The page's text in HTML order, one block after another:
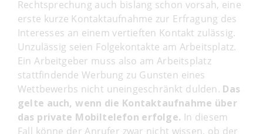
Rechtsprechung auch bislang schon vorsah, eine
erste kurze Kontaktaufnahme zur Erfragung des
Interesses an einem vertieften Kontakt zulässig.
Unzulässig seien Folgekontakte am Arbeitsplatz.
Ein Arbeitgeber muss also am Arbeitsplatz
stattfindende Werbung zu Gunsten eines
Wettbewerbs nicht uneingeschränkt dulden. Das
gelte auch, wenn die Kontaktaufnahme über
das private Mobiltelefon erfolge. In diesem
Fall könne der Anrufer zwar nicht wissen, ob der